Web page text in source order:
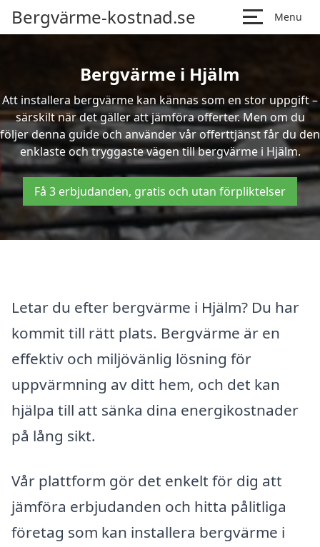
Bergvärme-kostnad.se Menu
Bergvärme i Hjälm
Att installera bergvärme kan kännas som en stor uppgift –
särskilt när det gäller att jämföra offerter. Men om du
följer denna guide och använder vår offerttjänst får du den
enklaste och tryggaste vägen till bergvärme i Hjälm.
Få 3 erbjudanden, gratis och utan förpliktelser
Letar du efter bergvärme i Hjälm? Du har
kommit till rätt plats. Bergvärme är en
effektiv och miljövänlig lösning för
uppvärmning av ditt hem, och det kan
hjälpa till att sänka dina energikostnader
på lång sikt.
Vår plattform gör det enkelt för dig att
jämföra erbjudanden och hitta pålitliga
företag som kan installera bergvärme i